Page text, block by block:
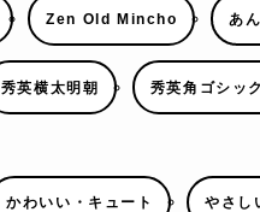
Zen Old Mincho あ
秀英横太明朝 秀英角ゴシッ
かわいい・キュート やさし